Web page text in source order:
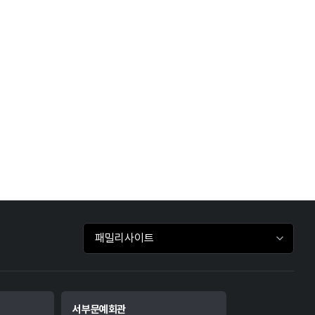
패밀리사이트 바로가기
서부문예회관